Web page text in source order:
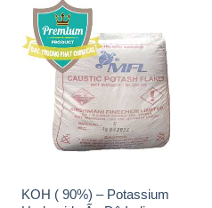
KOH ( 90%) – Potassium